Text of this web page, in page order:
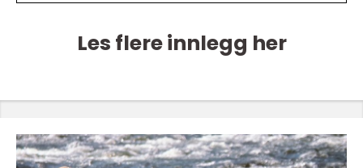
Les flere innlegg her